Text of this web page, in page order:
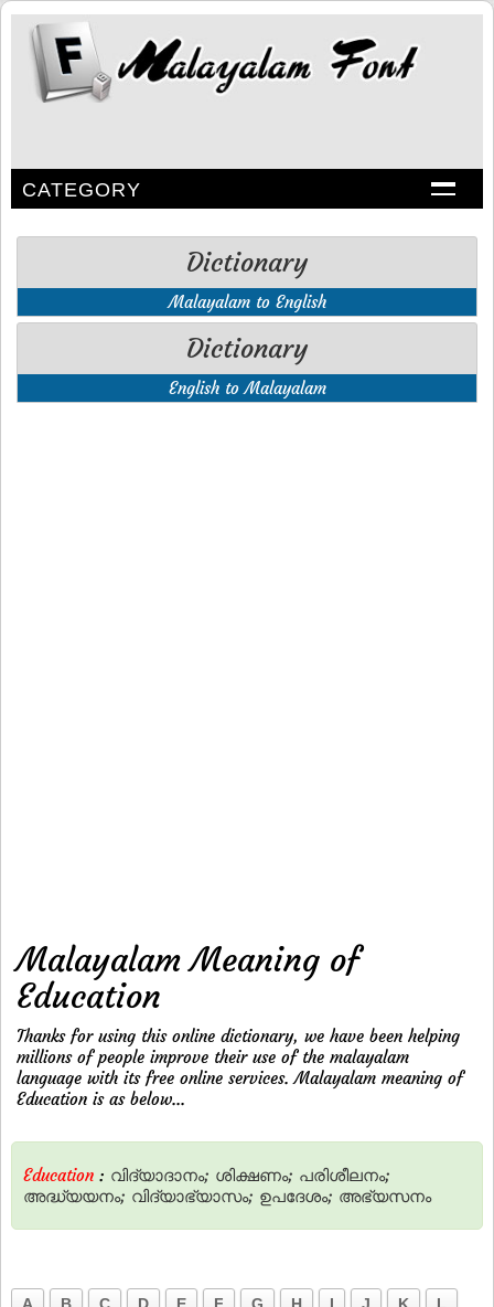
CATEGORY
Dictionary
Malayalam to English
Dictionary
English to Malayalam
Malayalam Meaning of
Education
Thanks for using this online dictionary, we have been helping
millions of people improve their use of the malayalam
language with its free online services. Malayalam meaning of
Education is as below...
Education : വിദ്യാദാനം; ശിക്ഷണം; പരിശീലനം;
അദ്ധ്യയനം; വിദ്യാഭ്യാസം; ഉപദേശം; അഭ്യസനം
A B C D E F G H I J K L